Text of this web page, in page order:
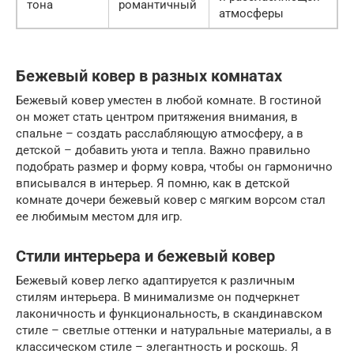
тона романтичный
атмосферы
Бежевый ковер в разных комнатах
Бежевый ковер уместен в любой комнате. В гостиной
он может стать центром притяжения внимания, в
спальне – создать расслабляющую атмосферу, а в
детской – добавить уюта и тепла. Важно правильно
подобрать размер и форму ковра, чтобы он гармонично
вписывался в интерьер. Я помню, как в детской
комнате дочери бежевый ковер с мягким ворсом стал
ее любимым местом для игр.
Стили интерьера и бежевый ковер
Бежевый ковер легко адаптируется к различным
стилям интерьера. В минимализме он подчеркнет
лаконичность и функциональность, в скандинавском
стиле – светлые оттенки и натуральные материалы, а в
классическом стиле – элегантность и роскошь. Я